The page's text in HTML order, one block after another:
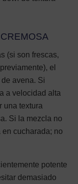
(si son frescas,
el
avena. Si
a velocidad alta
una textura
Si la mezcla no
cucharada; no
potente
demasiado